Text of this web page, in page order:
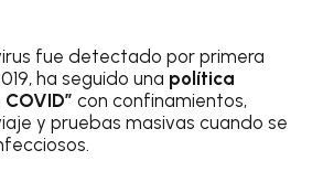
fue detectado por primera
ha seguido una política
con confinamientos,
y pruebas masivas cuando se